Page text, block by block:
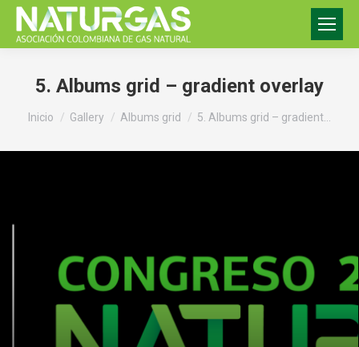
5. Albums grid – gradient overlay
Estás aquí:
Inicio Gallery Albums grid 5. Albums grid – gradient…